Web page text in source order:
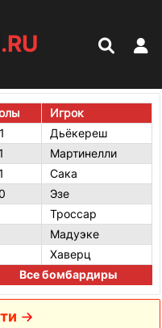
.RU
Игрок
Дьёкереш
Мартинелли
Сака
Эзе
Троссар
Мадуэке
Хаверц
Все бомбардиры